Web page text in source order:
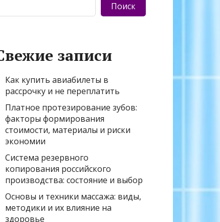
Поиск
записи
Как купить авиабилеты в
рассрочку и не переплатить
Платное протезирование зубов:
факторы формирования
стоимости, материалы и риски
экономии
Система резервного
копирования российского
производства: состояние и выбор
Основы и техники массажа: виды,
методики и их влияние на
здоровье